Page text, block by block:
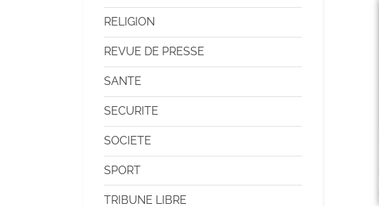
RELIGION
REVUE DE PRESSE
SANTE
SECURITE
SOCIETE
SPORT
TRIBUNE LIBRE